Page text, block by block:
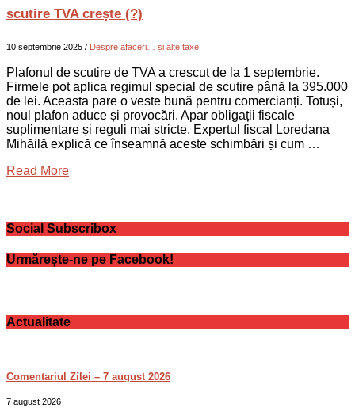
scutire TVA crește (?)
10 septembrie 2025 / Despre afaceri… și alte taxe
Plafonul de scutire de TVA a crescut de la 1 septembrie.
Firmele pot aplica regimul special de scutire până la 395.000
de lei. Aceasta pare o veste bună pentru comercianți. Totuși,
noul plafon aduce și provocări. Apar obligații fiscale
suplimentare și reguli mai stricte. Expertul fiscal Loredana
Mihăilă explică ce înseamnă aceste schimbări și cum …
Read More
Social Subscribox
Urmărește-ne pe Facebook!
Actualitate
Comentariul Zilei – 7 august 2026
7 august 2026